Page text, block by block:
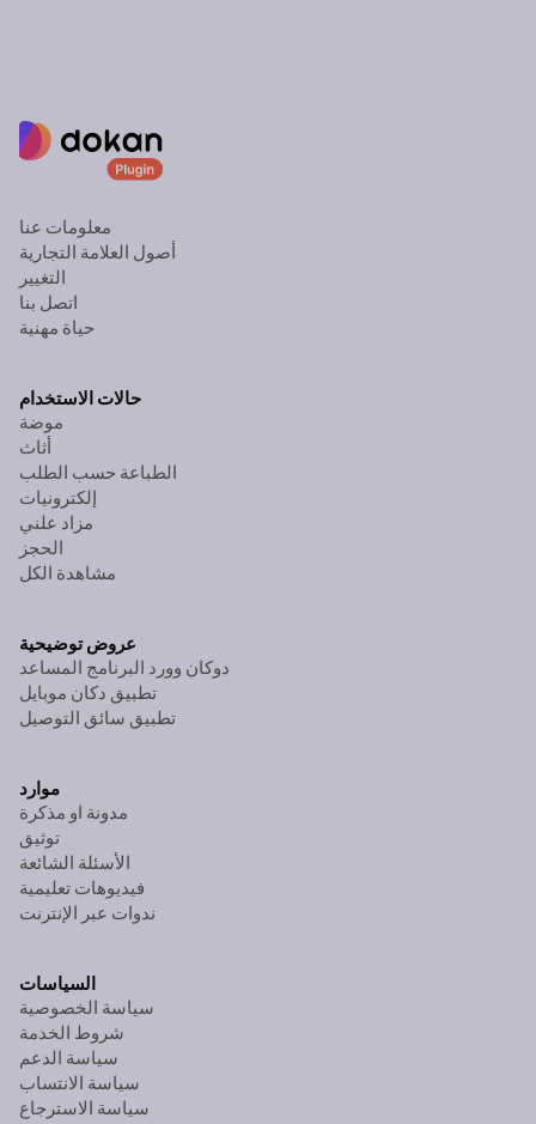
معلومات عنا
أصول العلامة التجارية
التغيير
اتصل بنا
حياة مهنية
حالات الاستخدام
موضة
أثاث
الطباعة حسب الطلب
إلكترونيات
مزاد علني
الحجز
مشاهدة الكل
عروض توضيحية
دوكان وورد البرنامج المساعد
تطبيق دكان موبايل
تطبيق سائق التوصيل
موارد
مدونة او مذكرة
توثيق
الأسئلة الشائعة
فيديوهات تعليمية
ندوات عبر الإنترنت
السياسات
سياسة الخصوصية
شروط الخدمة
سياسة الدعم
سياسة الانتساب
سياسة الاسترجاع